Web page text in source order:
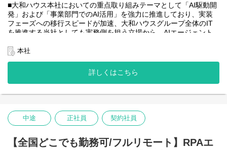
国どこからでも働いていただけます。
入社日以外の出社は基本的にないので、入社後の勤務地は問いま
せん。また、働く時間に制限もなく、月160時間の勤務で、午前5
時～22時までの間であれば、自由な時間に働いていただけます。
児、介護などとの両立も可能です。社員が仕事をしやすい環境を
■大和ハウス本社においての重点取り組みテーマとして「AI駆動開
発」および「事業部門でのAI活用」を強力に推進しており、実装
フェーズへの移行スピードが加速、大和ハウスグループ全体のIT
を推進する当社としても実務側を担う立場から、AIエージェント
務としチームの拡大を図っています。
なお、フルリモート勤務可能なので、勤務地は北海道から沖縄ま
で、日本全国どこからでも働いていただけます。
入社日以外の出社は年１～４回程度なので、入社後の勤務地は国
また、働く時間に制限もなく、月160時間の勤務で、午前５時～２
を途中で中断したり、働く時間を調整できるので、家事、育児、
介護などとの両立も可能です。社員が仕事をしやすい環境を整え
フレックスです。
本社
詳しくはこちら
中途 正社員 契約社員
【全国どこでも勤務可/フルリモート】RPAエ